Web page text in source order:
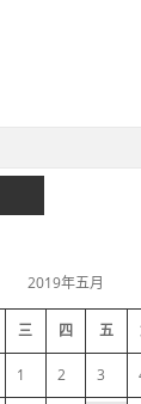
2019年五月
三 四 五
1 2 3